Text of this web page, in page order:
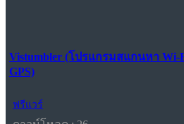
Vistumbler (โปรแกรมสแกนหา Wi-
GPS)
ฟรีแวร์